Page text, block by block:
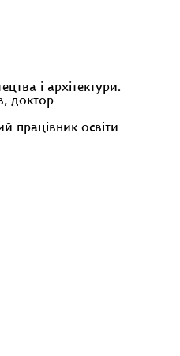
і архітектури.
доктор
працівник освіти